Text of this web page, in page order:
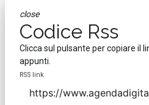
close
Codice Rss
Clicca sul pulsante per copiare il
appunti.
RSS link